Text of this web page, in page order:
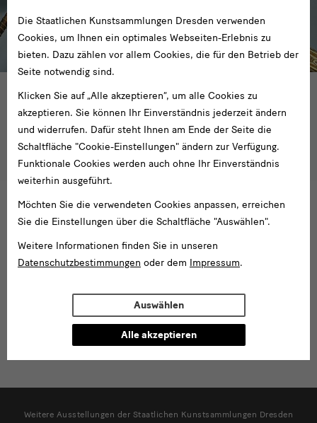
Torgau. Residenz der Renaissance und
Reformation
Mehr erfahren
Vergangene Ausstellungen der Rüstkammer im Archiv
Weitere Ausstellungen der Staatlichen Kunstsammlungen Dresden
Die Staatlichen Kunstsammlungen Dresden verwenden
Cookies, um Ihnen ein optimales Webseiten-Erlebnis zu
bieten. Dazu zählen vor allem Cookies, die für den Betrieb der
Seite notwendig sind.
Klicken Sie auf „Alle akzeptieren“, um alle Cookies zu
akzeptieren. Sie können Ihr Einverständnis jederzeit ändern
und widerrufen. Dafür steht Ihnen am Ende der Seite die
Schaltfläche "Cookie-Einstellungen" ändern zur Verfügung.
Funktionale Cookies werden auch ohne Ihr Einverständnis
weiterhin ausgeführt.
Möchten Sie die verwendeten Cookies anpassen, erreichen
Sie die Einstellungen über die Schaltfläche "Auswählen".
Weitere Informationen finden Sie in unseren
Datenschutzbestimmungen oder dem Impressum.
Auswählen
Alle akzeptieren